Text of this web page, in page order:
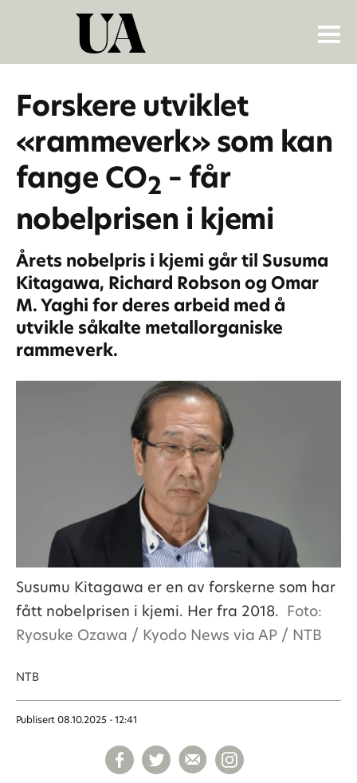
Forskere utviklet
«rammeverk» som kan
fange CO2 – får
nobelprisen i kjemi
Årets nobelpris i kjemi går til Susuma
Kitagawa, Richard Robson og Omar
M. Yaghi for deres arbeid med å
utvikle såkalte metallorganiske
rammeverk.
Susumu Kitagawa er en av forskerne som har
fått nobelprisen i kjemi. Her fra 2018. Foto:
Ryosuke Ozawa / Kyodo News via AP / NTB
NTB
Publisert 08.10.2025 - 12:41